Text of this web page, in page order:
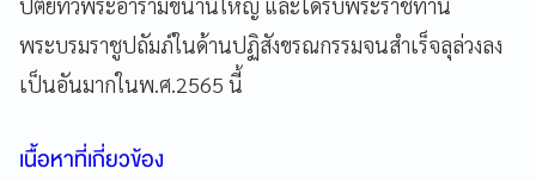
พระบรมราชูปถัมภ์ในด้านปฏิสังขรณกรรมจนสำเร็จลุล่วงลง
เป็นอันมากในพ.ศ.2565 นี้
เนื้อหาที่เกี่ยวข้อง